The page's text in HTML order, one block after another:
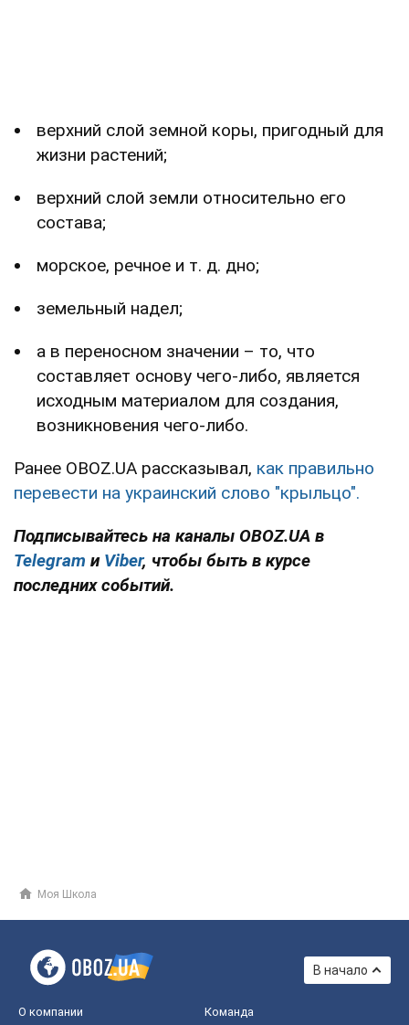
верхний слой земной коры, пригодный для
жизни растений;
верхний слой земли относительно его
состава;
морское, речное и т. д. дно;
земельный надел;
а в переносном значении – то, что
составляет основу чего-либо, является
исходным материалом для создания,
возникновения чего-либо.
Ранее OBOZ.UA рассказывал, как правильно
перевести на украинский слово "крыльцо".
Подписывайтесь на каналы OBOZ.UA в
Telegram и Viber, чтобы быть в курсе
последних событий.
Моя Школа
В начало
О компании Команда